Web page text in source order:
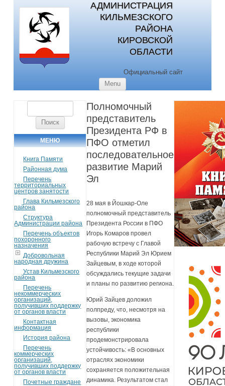
АДМИНИСТРАЦИЯ
КИЛЬМЕЗСКОГО
РАЙОНА
КИРОВСКОЙ
ОБЛАСТИ
Официальный сайт
Menu
МЕНЮ
Книга Памяти
Районная дума
Перечень
территориальных
центров занятости
Глава Кильмезского
района
Структура
Администрации района
Перечень объектов
похоронного
назначения
Добровольная
народная дружина
Устав Кильмезского
района
Перечень
некоммерческих
организаций,
получивших поддержку
от органов власти
Контактная
информация
История района
Перечень
коммерческих
организаций,
получивших поддержку
от органов власти
Почетные граждане
Полномочный
представитель
Президента РФ в
ПФО отметил
последовательное
развитие Марий
Эл
28 мая в Йошкар-Оле
полномочный представитель
Президента России в ПФО
Игорь Комаров провел
рабочую встречу с Главой
Республики Марий Эл Юрием
Зайцевым, в ходе которой
обсуждались текущие задачи
и планы по развитию региона.
Юрий Зайцев доложил
полпреду, что, несмотря на
вызовы, экономика
республики
продемонстрировала
устойчивость: «В основных
отраслях экономики
сохраняется положительная
динамика. Результатом стал